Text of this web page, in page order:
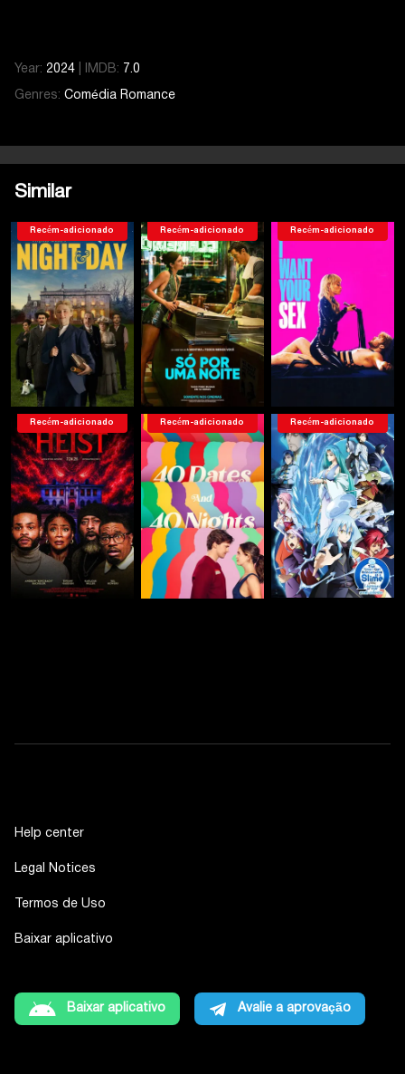
Year: 2024 IMDB: 7.0
Genres: Comédia Romance
Similar
Recém-adicionado Recém-adicionado Recém-adicionado
Recém-adicionado Recém-adicionado Recém-adicionado
Help center
Legal Notices
Termos de Uso
Baixar aplicativo
Baixar aplicativo Avalie a aprovação